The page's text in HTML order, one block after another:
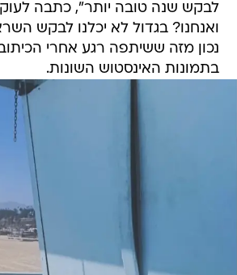
לבקש שנה טובה יותר", כתבה
ואנחנו? בגדול לא יכלנו לבקש
נכון מזה ששיתפה רגע אחרי
בתמונות האינסטוש השונות.